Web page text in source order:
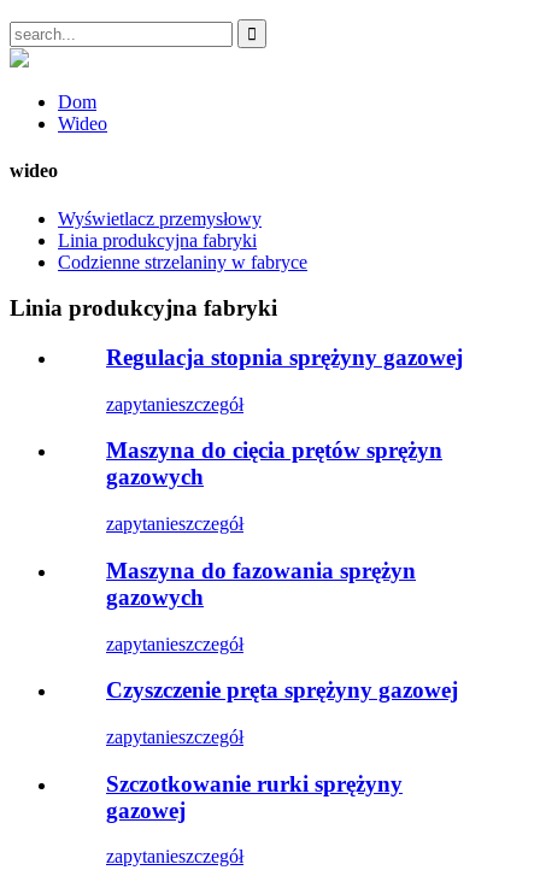
Dom
Wideo
wideo
Wyświetlacz przemysłowy
Linia produkcyjna fabryki
Codzienne strzelaniny w fabryce
Linia produkcyjna fabryki
Regulacja stopnia sprężyny gazowej
zapytanieszczegół
Maszyna do cięcia prętów sprężyn
gazowych
zapytanieszczegół
Maszyna do fazowania sprężyn
gazowych
zapytanieszczegół
Czyszczenie pręta sprężyny gazowej
zapytanieszczegół
Szczotkowanie rurki sprężyny
gazowej
zapytanieszczegół